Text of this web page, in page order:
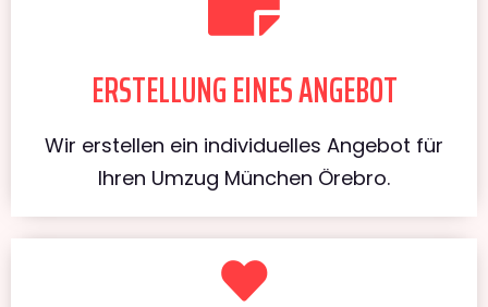
ERSTELLUNG EINES ANGEBOT
Wir erstellen ein individuelles Angebot für
Ihren Umzug München Örebro.